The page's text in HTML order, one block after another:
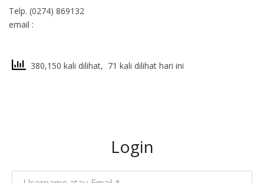
Telp. (0274) 869132
email :
380,150 kali dilihat, 71 kali dilihat hari ini
Login
Username atau Email*